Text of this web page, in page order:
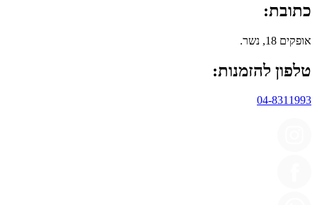
כתובת:
אופקים 18, נשר.
טלפון להזמנות:
04-8311993